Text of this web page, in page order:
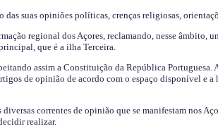
suas opiniões políticas, crenças religiosas,
regional dos Açores, reclamando, nesse âmbito,
que é a ilha Terceira.
assim a Constituição da República
de opinião de acordo com o espaço disponível e a
correntes de opinião que se manifestam nos
realizar.